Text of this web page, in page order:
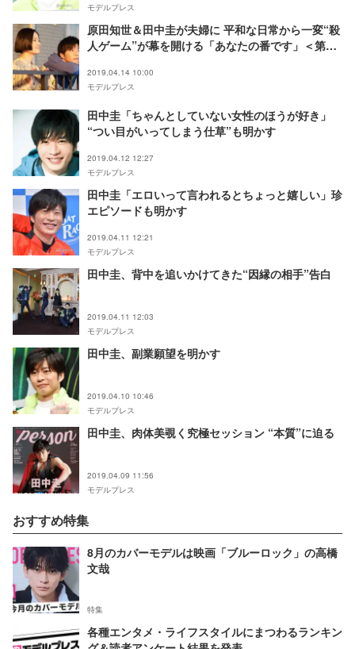
モデルプレス
原田知世＆田中圭が夫婦に 平和な日常から一変“殺
人ゲーム”が幕を開ける「あなたの番です」＜第1
2019.04.14 10:00
モデルプレス
田中圭「ちゃんとしていない女性のほうが好き」
“つい目がいってしまう仕草”も明かす
2019.04.12 12:27
モデルプレス
田中圭「エロいって言われるとちょっと嬉しい」珍
エピソードも明かす
2019.04.11 12:21
モデルプレス
田中圭、背中を追いかけてきた“因縁の相手”告白
2019.04.11 12:03
モデルプレス
田中圭、副業願望を明かす
2019.04.10 10:46
モデルプレス
田中圭、肉体美覗く究極セッション “本質”に迫る
2019.04.09 11:56
モデルプレス
おすすめ特集
8月のカバーモデルは映画「ブルーロック」の高橋
文哉
特集
各種エンタメ・ライフスタイルにまつわるランキン